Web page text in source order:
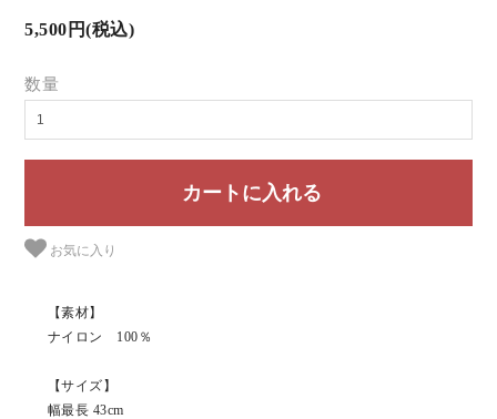
5,500円(税込)
数量
お気に入り
【素材】
ナイロン 100％
【サイズ】
幅最長 43cm